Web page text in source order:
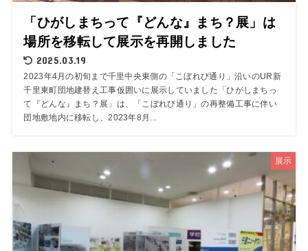
「ひがしまちって『どんな』まち？展」は
場所を移転して展示を再開しました
2025.03.19
2023年4月の初旬まで千里中央東側の「こぼれび通り」沿いのUR新
千里東町団地建替え工事仮囲いに展示していました「ひがしまちっ
て『どんな』まち？展」は、「こぼれび通り」の再整備工事に伴い
団地敷地内に移転し、2023年8月...
展示